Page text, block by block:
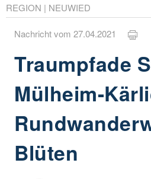
REGION | NEUWIED
Nachricht vom 27.04.2021
Traumpfade
Mülheim-
Blüten